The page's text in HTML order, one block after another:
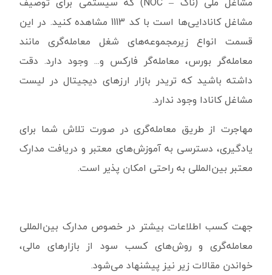
مشاغل کانادایی‌ها است با کد 1113 مشاهده کنید. در این
قسمت انواع زیرمجموعه‌های شغل معامله‌گری مانند
معامله‌گر بورس، معامله‌گر فارکس و... وجود دارد. دقت
داشته باشید که تریدر بازار ارزهای دیجیتال در لیست
مشاغل کانادا وجود ندارد.
مهاجرت از طریق معامله‌گری در صورت تلاش شما برای
یادگیری، دسترسی به آموزش‌های معتبر و دریافت مدارک
معتبر بین‌المللی به راحتی امکان پذیر است.
جهت کسب اطلاعات بیشتر در خصوص مدارک بین‌المللی
معامله‌گری و روش‌های کسب سود از بازارهای مالی،
خواندن مقالات زیر نیز پیشنهاد می‌شود.